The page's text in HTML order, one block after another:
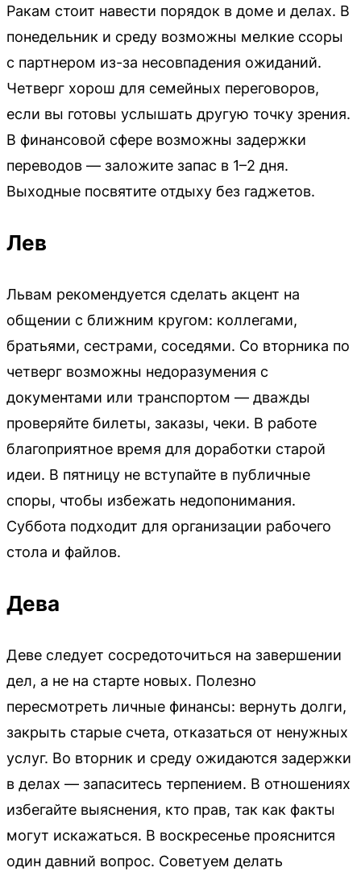
Ракам стоит навести порядок в доме и делах. В
понедельник и среду возможны мелкие ссоры
с партнером из-за несовпадения ожиданий.
Четверг хорош для семейных переговоров,
если вы готовы услышать другую точку зрения.
В финансовой сфере возможны задержки
переводов — заложите запас в 1–2 дня.
Выходные посвятите отдыху без гаджетов.
Лев
Львам рекомендуется сделать акцент на
общении с ближним кругом: коллегами,
братьями, сестрами, соседями. Со вторника по
четверг возможны недоразумения с
документами или транспортом — дважды
проверяйте билеты, заказы, чеки. В работе
благоприятное время для доработки старой
идеи. В пятницу не вступайте в публичные
споры, чтобы избежать недопонимания.
Суббота подходит для организации рабочего
стола и файлов.
Дева
Деве следует сосредоточиться на завершении
дел, а не на старте новых. Полезно
пересмотреть личные финансы: вернуть долги,
закрыть старые счета, отказаться от ненужных
услуг. Во вторник и среду ожидаются задержки
в делах — запаситесь терпением. В отношениях
избегайте выяснения, кто прав, так как факты
могут искажаться. В воскресенье прояснится
один давний вопрос. Советуем делать